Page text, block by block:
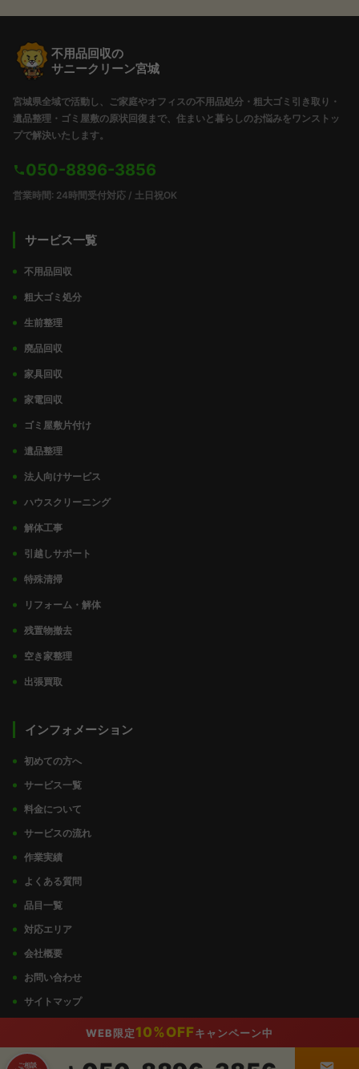
不用品回収の
サニークリーン宮城
宮城県全域で活動し、ご家庭やオフィスの不用品処分・粗大ゴミ引き取り・
遺品整理・ゴミ屋敷の原状回復まで、住まいと暮らしのお悩みをワンストッ
プで解決いたします。
050-8896-3856
営業時間: 24時間受付対応 / 土日祝OK
サービス一覧
不用品回収
粗大ゴミ処分
生前整理
廃品回収
家具回収
家電回収
ゴミ屋敷片付け
遺品整理
法人向けサービス
ハウスクリーニング
解体工事
引越しサポート
特殊清掃
リフォーム・解体
残置物撤去
空き家整理
出張買取
インフォメーション
初めての方へ
サービス一覧
料金について
サービスの流れ
作業実績
よくある質問
品目一覧
対応エリア
会社概要
お問い合わせ
サイトマップ
プライバシーポリシー
WEB限定10%OFFキャンペーン中
ご相談